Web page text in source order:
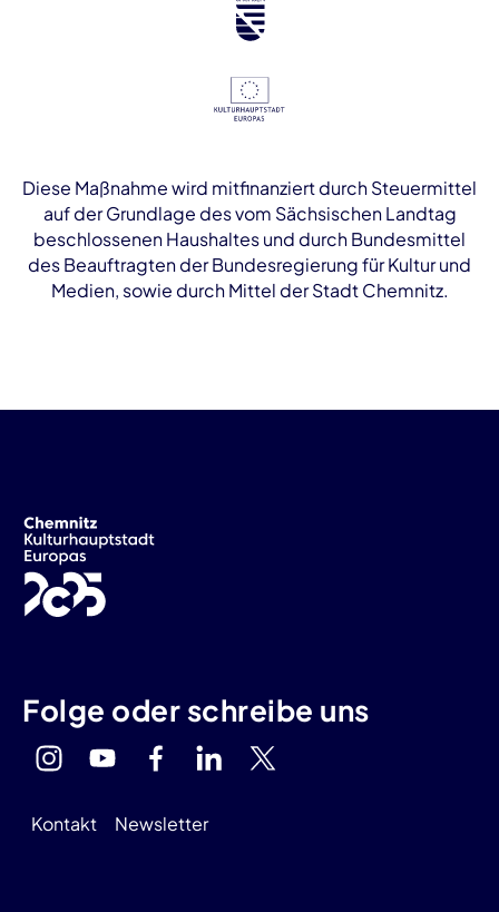
Diese Maßnahme wird mitfinanziert durch Steuermittel
auf der Grundlage des vom Sächsischen Landtag
beschlossenen Haushaltes und durch Bundesmittel
des Beauftragten der Bundesregierung für Kultur und
Medien, sowie durch Mittel der Stadt Chemnitz.
Folge oder schreibe uns
Kontakt Newsletter